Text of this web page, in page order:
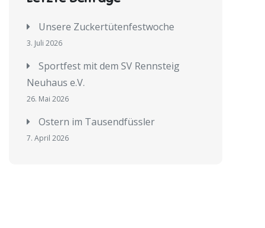
Unsere Zuckertütenfestwoche
3. Juli 2026
Sportfest mit dem SV Rennsteig
Neuhaus e.V.
26. Mai 2026
Ostern im Tausendfüssler
7. April 2026